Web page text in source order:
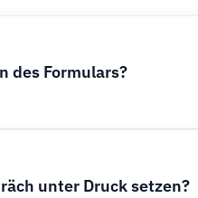
des Formulars?
unter Druck setzen?